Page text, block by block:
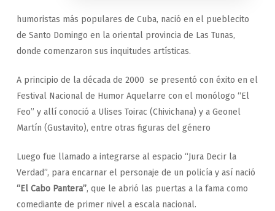
humoristas más populares de Cuba, nació en el pueblecito
de Santo Domingo en la oriental provincia de Las Tunas,
donde comenzaron sus inquitudes artísticas.
A principio de la década de 2000 se presentó con éxito en el
Festival Nacional de Humor Aquelarre con el monólogo “El
Feo” y allí conoció a Ulises Toirac (Chivichana) y a Geonel
Martín (Gustavito), entre otras figuras del género
Luego fue llamado a integrarse al espacio “Jura Decir la
Verdad”, para encarnar el personaje de un policía y así nació
“El Cabo Pantera”, que le abrió las puertas a la fama como
comediante de primer nivel a escala nacional.